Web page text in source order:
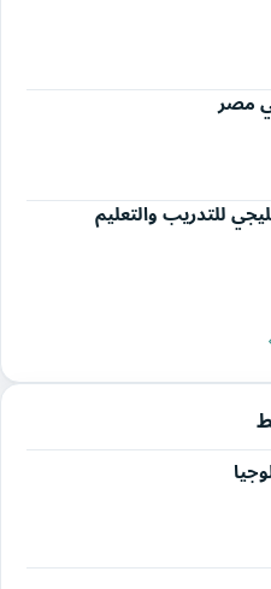
مصر
للتدريب والتعليم